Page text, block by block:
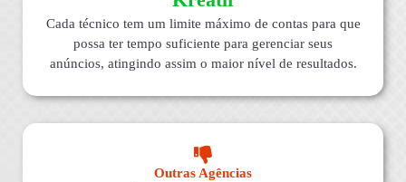
Cada técnico tem um limite máximo de contas para que
possa ter tempo suficiente para gerenciar seus
anúncios, atingindo assim o maior nível de resultados.
Outras Agências